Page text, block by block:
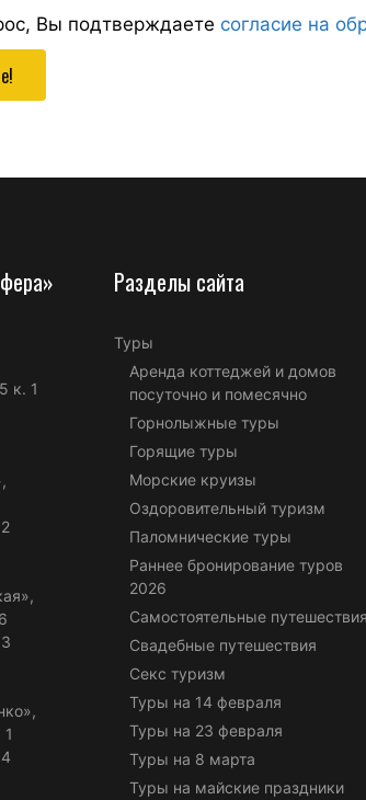
Вы подтверждаете согласие на
к. 1
Разделы сайта
Туры
Аренда коттеджей и домов
посуточно и помесячно
Горнолыжные туры
Горящие туры
Морские круизы
Оздоровительный туризм
Паломнические туры
Раннее бронирование туров
2026
Самостоятельные путешествия
Свадебные путешествия
Секс туризм
Туры на 14 февраля
Туры на 23 февраля
Туры на 8 марта
Туры на майские праздники